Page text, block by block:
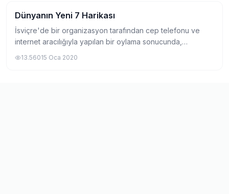
Gezi
Dünyanın Yeni 7 Harikası
İsviçre'de bir organizasyon tarafından cep telefonu ve
internet aracılığıyla yapılan bir oylama sonucunda,
13.56015 Oca 2020